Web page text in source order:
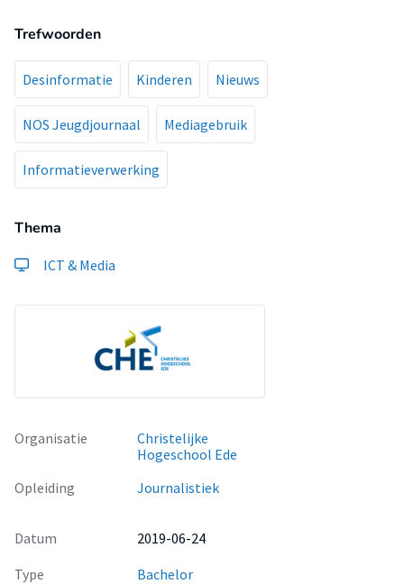
Trefwoorden
Desinformatie Kinderen Nieuws
NOS Jeugdjournaal Mediagebruik
Informatieverwerking
Thema
ICT & Media
Organisatie
Christelijke
Hogeschool Ede
Opleiding
Journalistiek
Datum
2019-06-24
Type
Bachelor